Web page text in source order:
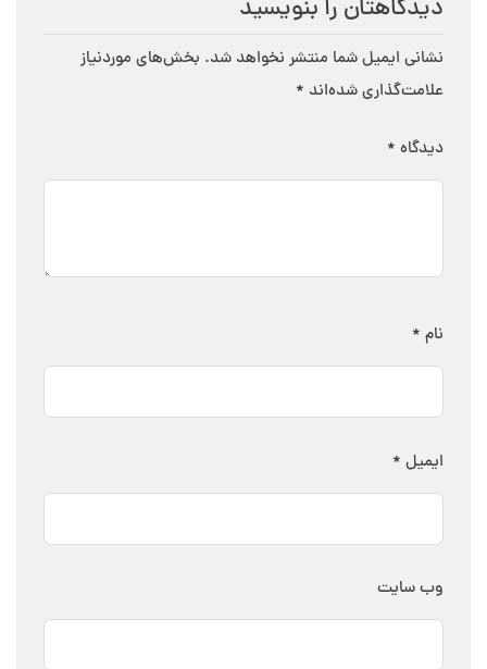
دیدگاهتان را بنویسید
نشانی ایمیل شما منتشر نخواهد شد. بخش‌های موردنیاز
علامت‌گذاری شده‌اند *
دیدگاه *
نام *
ایمیل *
وب‌ سایت